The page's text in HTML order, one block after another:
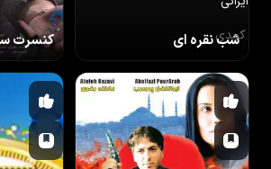
شب نقره ای
کمدی
کنسرت
ایرانی